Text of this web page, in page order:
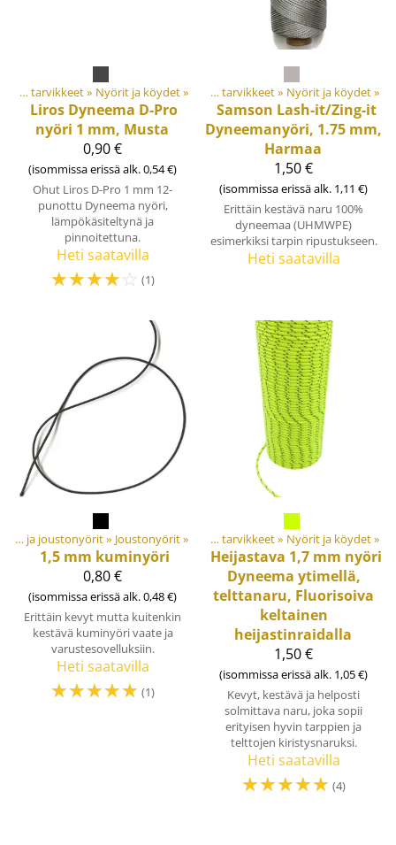
Materiaalit ja tarvikkeet‪» Nyörit ja köydet‪»
Liros Dyneema D-Pro
nyöri 1 mm, Musta
0,90 €
(isommissa erissä alk. 0,54 €)
Ohut Liros D-Pro 1 mm 12-
punottu Dyneema nyöri,
lämpökäsiteltynä ja
pinnoitettuna.
Heti saatavilla
☆☆☆☆☆ (1)
Tuotteet ‪» Materiaalit ja tarvikkeet‪» Nyörit ja köydet‪»
Samson Lash-it/Zing-it
Dyneemanyöri, 1.75 mm,
Harmaa
1,50 €
(isommissa erissä alk. 1,11 €)
Erittäin kestävä naru 100%
dyneemaa (UHMWPE)
esimerkiksi tarpin ripustukseen.
Heti saatavilla
Joustonauhat ja joustonyörit‪» Joustonyörit‪»
1,5 mm kuminyöri
0,80 €
(isommissa erissä alk. 0,48 €)
Erittäin kevyt mutta kuitenkin
kestävä kuminyöri vaate ja
varustesovelluksiin.
Heti saatavilla
☆☆☆☆☆ (1)
Tuotteet‪» Materiaalit ja tarvikkeet‪» Nyörit ja köydet‪»
Heijastava 1,7 mm nyöri
Dyneema ytimellä,
telttanaru, Fluorisoiva
keltainen
heijastinraidalla
1,50 €
(isommissa erissä alk. 1,05 €)
Kevyt, kestävä ja helposti
solmittava naru, joka sopii
erityisen hyvin tarppien ja
telttojen kiristysnaruksi.
Heti saatavilla
☆☆☆☆☆ (4)